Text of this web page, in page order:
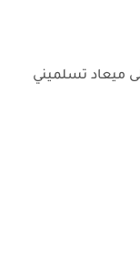
ميعاد تسلميني